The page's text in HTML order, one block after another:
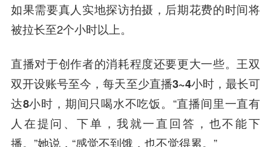
如果需要真人实地探访拍摄，后期花费的时间将
被拉长至2个小时以上。
直播对于创作者的消耗程度还要更大一些。王双
双开设账号至今，每天至少直播3~4小时，最长可
达8小时，期间只喝水不吃饭。 “直播间里一直有
人在提问、下单，我就一直回答，也不能下
播。”她说，“感觉不到饿，也不觉得累。”